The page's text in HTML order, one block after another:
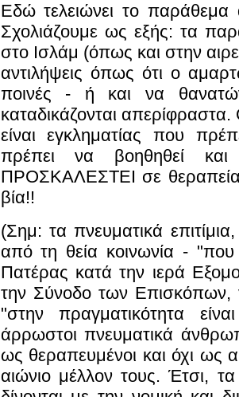
Εδώ τελειώνει το
Σχολιάζουμε ως εξής: τα
στο Ισλάμ (όπως και στην
αντιλήψεις όπως ότι ο
ποινές - ή και να
καταδικάζονται
είναι εγκληματίας που
πρέπει να βοηθηθεί
ΠΡΟΣΚΑΛΕΣΤΕΙ σε θεραπεία,
βία!!
(Σημ: τα πνευματικά
από τη θεία κοινωνία - "που
Πατέρας κατά την ιερά
την Σύνοδο των Επισκόπων,
"στην πραγματικότητα
άρρωστοι πνευματικά
ως θεραπευμένοι και όχι ως
αιώνιο μέλλον τους. Έτσι, τα